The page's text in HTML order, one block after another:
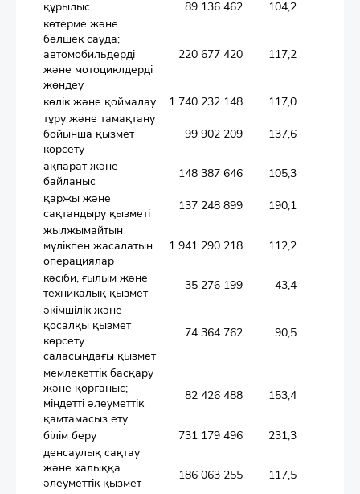
құрылыс 89 136 462
104,2
көтерме және
бөлшек сауда;
автомобильдерді
және мотоциклдерді
жөндеу
220 677 420 117,2
көлік және қоймалау 1 740 232 148
117,0
тұру және тамақтану
бойынша қызмет
көрсету
99 902 209 137,6
ақпарат және
байланыс
148 387 646
105,3
қаржы және
сақтандыру қызметі
137 248 899
190,1
жылжымайтын
мүлікпен жасалатын
операциялар
1 941 290 218 112,2
кәсіби, ғылым және
техникалық қызмет
35 276 199
43,4
әкімшілік және
қосалқы қызмет
көрсету
саласындағы қызмет
74 364 762 90,5
мемлекеттік басқару
және қорғаныс;
міндетті әлеуметтік
қамтамасыз ету
82 426 488 153,4
білім беру 731 179 496
231,3
денсаулық сақтау
және халыққа
әлеуметтік қызмет
186 063 255 117,5